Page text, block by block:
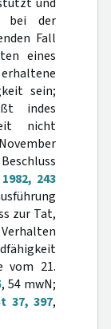
bei der
Fall
eines
sein;
indes
nicht
243
zur Tat,
vom 21.
, 54 mwN;
37, 397,